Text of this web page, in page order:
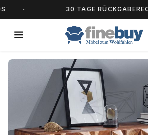
30 TAGE RÜCKGABERECHT